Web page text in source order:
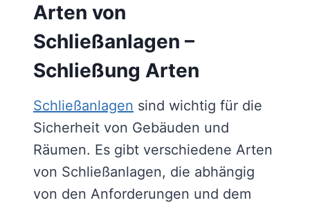
Arten von
Schließanlagen –
Schließung Arten
Schließanlagen sind wichtig für die
Sicherheit von Gebäuden und
Räumen. Es gibt verschiedene Arten
von Schließanlagen, die abhängig
von den Anforderungen und dem